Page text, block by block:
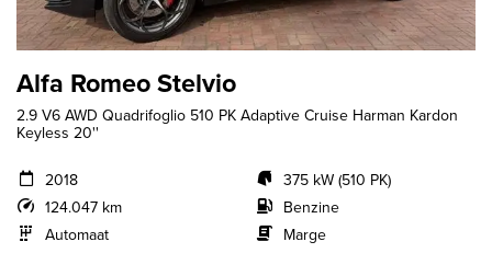
Alfa Romeo Stelvio
2.9 V6 AWD Quadrifoglio 510 PK Adaptive Cruise Harman Kardon
Keyless 20''
2018
124.047 km
Automaat
375 kW (510 PK)
Benzine
Marge